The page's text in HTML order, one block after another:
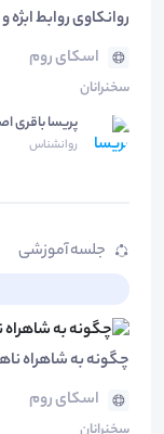
روانکاوی روابط
اسکای روم
سخنرانان
پریسا باقری
روانشناس
جلسه آموزشی
چگونه به شاهراه
اسکای روم